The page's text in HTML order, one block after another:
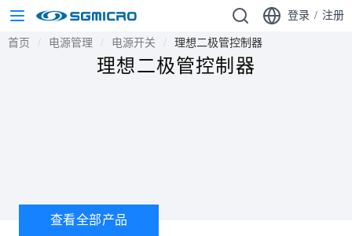
登录 / 注册
首页 电源管理 电源开关 理想二极管控制器
理想二极管控制器
查看全部产品